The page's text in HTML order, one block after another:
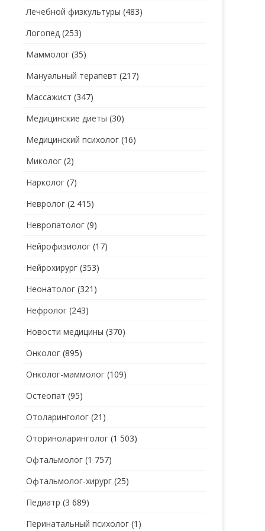
Лечебной физкультуры (483)
Логопед (253)
Маммолог (35)
Мануальный терапевт (217)
Массажист (347)
Медицинские диеты (30)
Медицинский психолог (16)
Миколог (2)
Нарколог (7)
Невролог (2 415)
Невропатолог (9)
Нейрофизиолог (17)
Нейрохирург (353)
Неонатолог (321)
Нефролог (243)
Новости медицины (370)
Онколог (895)
Онколог-маммолог (109)
Остеопат (95)
Отоларинголог (21)
Оториноларинголог (1 503)
Офтальмолог (1 757)
Офтальмолог-хирург (25)
Педиатр (3 689)
Перинатальный психолог (1)